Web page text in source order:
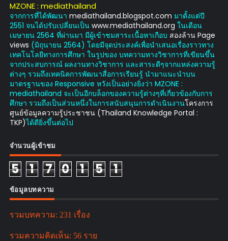
MZONE : mediathailand
จากการที่ได้พัฒนา mediathailand.blogspot.com มาตั้งแต่ปี
2551 จนได้ปรับเปลี่ยนเป็น www.mediathailand.org ในเดือน
เมษายน 2564 ที่ผ่านมา มีผู้เข้าชมสาระเนื้อหาเกือบ สองล้าน Page
views (มิถุนายน 2564) โดยมีจุดประสงค์เพื่อนำเสนอเรื่องราวทาง
เทคโนโลยีทางการศึกษา ในรูปของ บทความทางวิชาการที่เขียนขึ้น
จากประสบการณ์ ผลงานทางวิชาการ และสาระดีๆจากแหล่งความรู้
ต่างๆ รวมถึงเทคนิคการพัฒนาสื่อการเรียนรู้ นำมาแนะนำบน
มาตรฐานของ Responsive หวังเป็นอย่างยิ่งว่า MZONE :
mediathailand จะเป็นอีกบล็อกของความรู้ต่างๆที่เกี่ยวข้องกับการ
ศึกษา รวมถึงเป็นส่วนหนึ่งในการสนับสนุนการดำเนินงานโครงการ
ศูนย์ข้อมูลความรู้ประชาชน (Thailand Knowledge Portal :
TKP)ได้ดียิ่งขึ้นต่อไป
จำนวนผู้เข้าชม
5 1 7 0 1 5 1
ข้อมูลบทความ
รวมบทความ: 231 เรื่อง
รวมความคิดเห็น: 56 ราย